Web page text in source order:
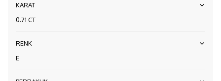
KARAT
0.71 CT
RENK
E